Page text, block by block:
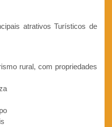
atrativos Turísticos de
rural, com propriedades